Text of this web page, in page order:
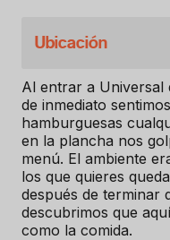
Ubicación
Al entrar a Universal
de inmediato
hamburguesas
en la plancha nos
menú. El ambiente
los que quieres
después de terminar
descubrimos que
como la comida.